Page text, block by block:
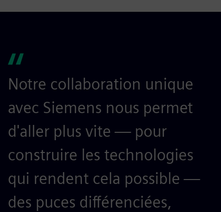
Notre collaboration unique
avec Siemens nous permet
d'aller plus vite — pour
construire les technologies
qui rendent cela possible —
des puces différenciées,